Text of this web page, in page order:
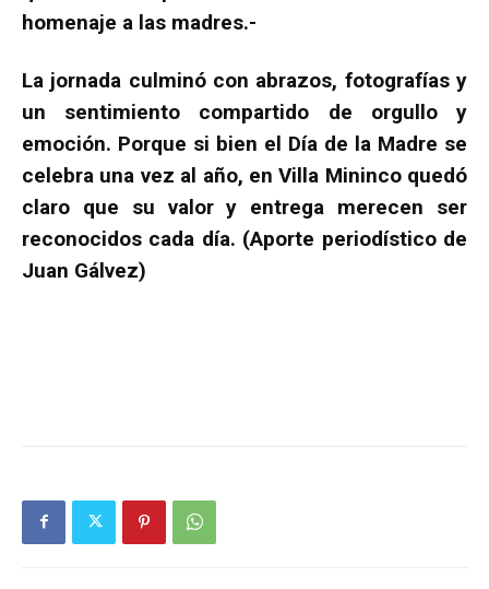
homenaje a las madres.-
La jornada culminó con abrazos, fotografías y
un sentimiento compartido de orgullo y
emoción. Porque si bien el Día de la Madre se
celebra una vez al año, en Villa Mininco quedó
claro que su valor y entrega merecen ser
reconocidos cada día. (Aporte periodístico de
Juan Gálvez)